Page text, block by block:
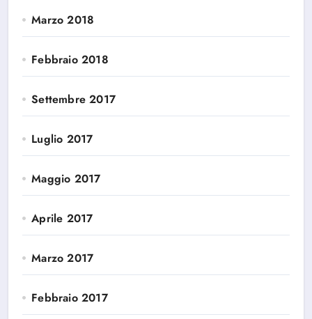
Marzo 2018
Febbraio 2018
Settembre 2017
Luglio 2017
Maggio 2017
Aprile 2017
Marzo 2017
Febbraio 2017